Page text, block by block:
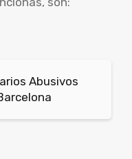
Abusivos